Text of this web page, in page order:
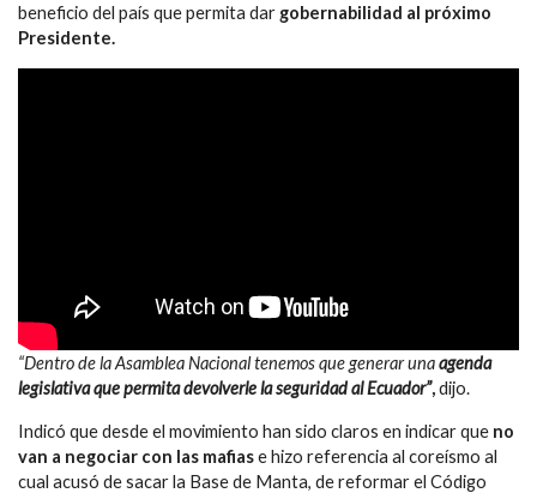
beneficio del país que permita dar gobernabilidad al próximo
Presidente.
“Dentro de la Asamblea Nacional tenemos que generar unaagenda
legislativa que permita devolverle la seguridad al Ecuador”,dijo.
Indicó que desde el movimiento han sido claros en indicar que no
van a negociar con las mafiase hizo referencia al coreísmo al
cual acusó de sacar la Base de Manta, de reformar el Código